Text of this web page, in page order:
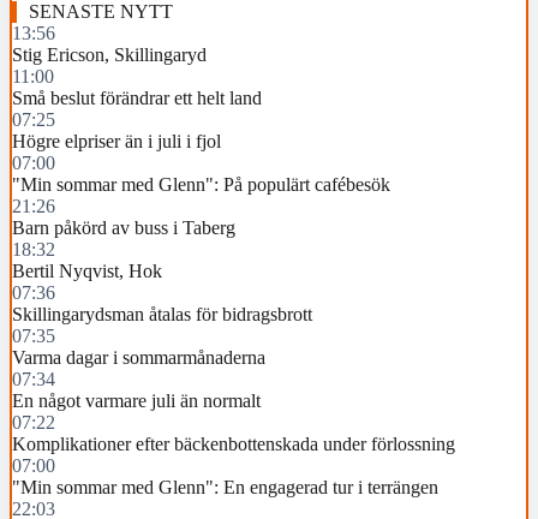
SENASTE NYTT
13:56
Stig Ericson, Skillingaryd
11:00
Små beslut förändrar ett helt land
07:25
Högre elpriser än i juli i fjol
07:00
"Min sommar med Glenn": På populärt cafébesök
21:26
Barn påkörd av buss i Taberg
18:32
Bertil Nyqvist, Hok
07:36
Skillingarydsman åtalas för bidragsbrott
07:35
Varma dagar i sommarmånaderna
07:34
En något varmare juli än normalt
07:22
Komplikationer efter bäckenbottenskada under förlossning
07:00
"Min sommar med Glenn": En engagerad tur i terrängen
22:03